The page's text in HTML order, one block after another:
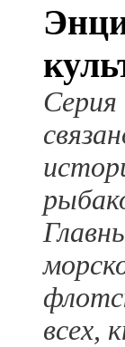
Серия
всех,